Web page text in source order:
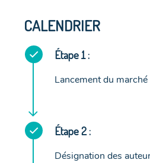
CALENDRIER
Étape 1 :
Lancement du
Étape 2 :
Désignation des